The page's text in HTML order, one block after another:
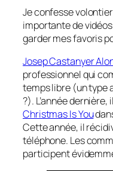
Je confesse
importante de
garder mes favoris
Josep Castanyer
professionnel qui
temps libre (un type
?). L’année
Christmas Is You
Cette année, il
téléphone. Les
participent